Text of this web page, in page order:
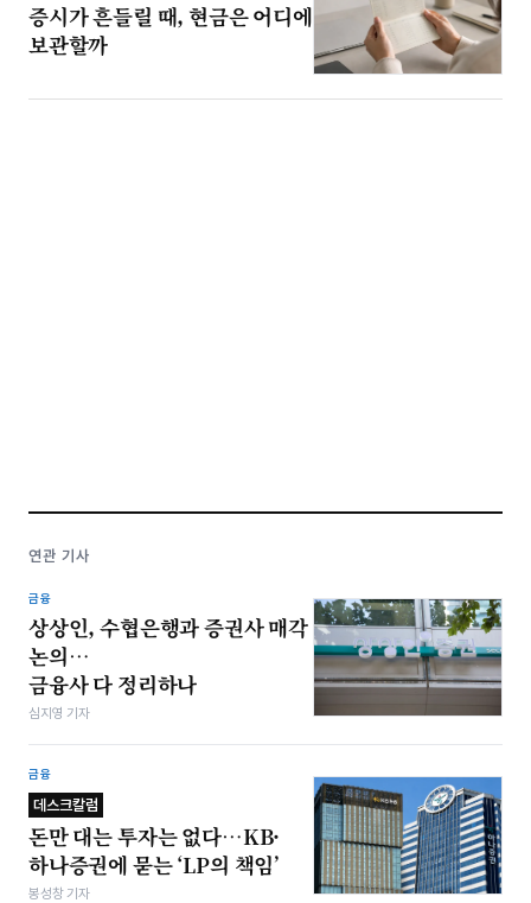
증시가 흔들릴 때, 현금은 어디에
보관할까
연관 기사
금융
상상인, 수협은행과 증권사 매각
논의…
금융사 다 정리하나
심지영 기자
금융
데스크칼럼
돈만 대는 투자는 없다…KB·
하나증권에 묻는 ‘LP의 책임’
봉성창 기자